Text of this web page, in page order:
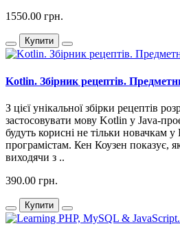
1550.00 грн.
Купити
Kotlin. Збірник рецептів.
З цієї унікальної збірки рецептів
застосовувати мову Kotlin у Java-
будуть корисні не тільки новачкам
програмістам. Кен Коузен показує,
виходячи з ..
390.00 грн.
Купити